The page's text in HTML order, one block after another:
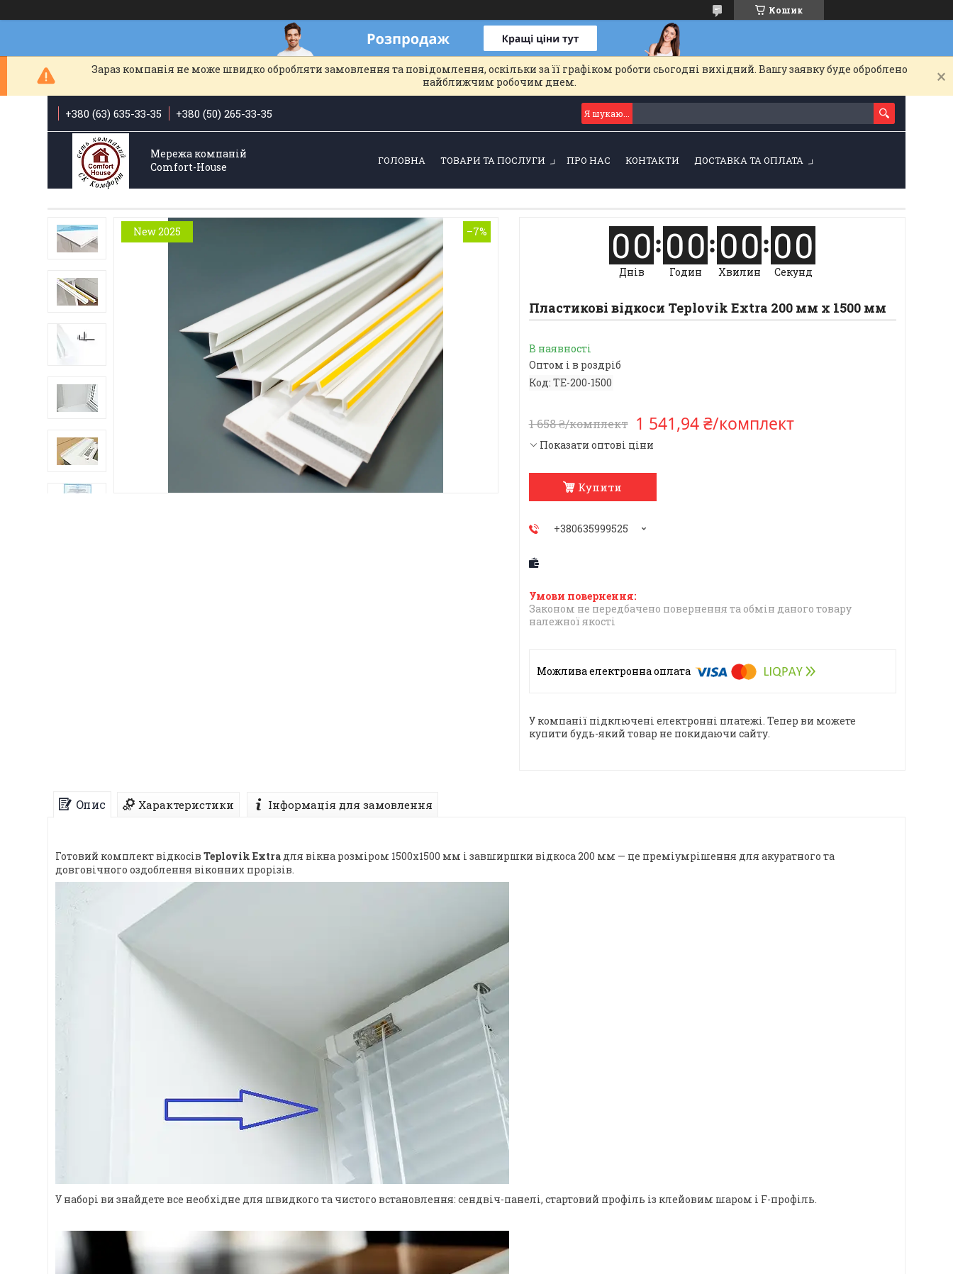
Кошик
Зараз компанія не може швидко обробляти замовлення та повідомлення, оскільки за її графіком роботи сьогодні вихідний. Вашу заявку буде оброблено
найближчим робочим днем.
+380 (63) 635-33-35 +380 (50) 265-33-35
Мережа компаній
Comfort-Hоuse
ГОЛОВНА ТОВАРИ ТА ПОСЛУГИ ПРО НАС КОНТАКТИ ДОСТАВКА ТА ОПЛАТА
New 2025 –7% 00
Днів
00
Годин
00
Хвилин
00
Секунд
Пластикові відкоси Teplovik Extra 200 мм x 1500 мм
В наявності
Оптом і в роздріб
Код: TE-200-1500
1 658 ₴/комплект 1 541,94 ₴/комплект
Показати оптові ціни
Купити
+380635999525
Законом не передбачено повернення та обмін даного товару
належної якості
У компанії підключені електронні платежі. Тепер ви можете
купити будь-який товар не покидаючи сайту.
Опис Характеристики Інформація для замовлення
Готовий комплект відкосів Teplovik Extraдля вікна розміром 1500х1500 мм і завширшки відкоса 200 мм — це преміумрішення для акуратного та
довговічного оздоблення віконних прорізів.
У наборі ви знайдете все необхідне для швидкого та чистого встановлення: сендвіч-панелі, стартовий профіль із клейовим шаром і F-профіль.